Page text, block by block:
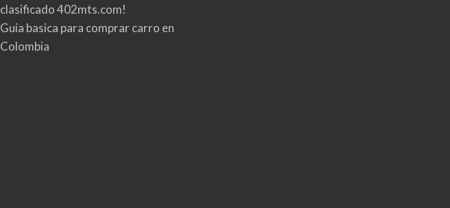
clasificado 402mts.com!
Guia basica para comprar carro en
Colombia